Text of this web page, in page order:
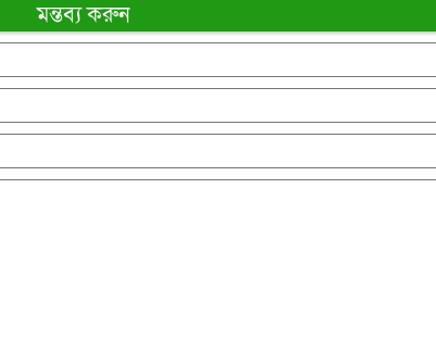
মন্তব্য করুন